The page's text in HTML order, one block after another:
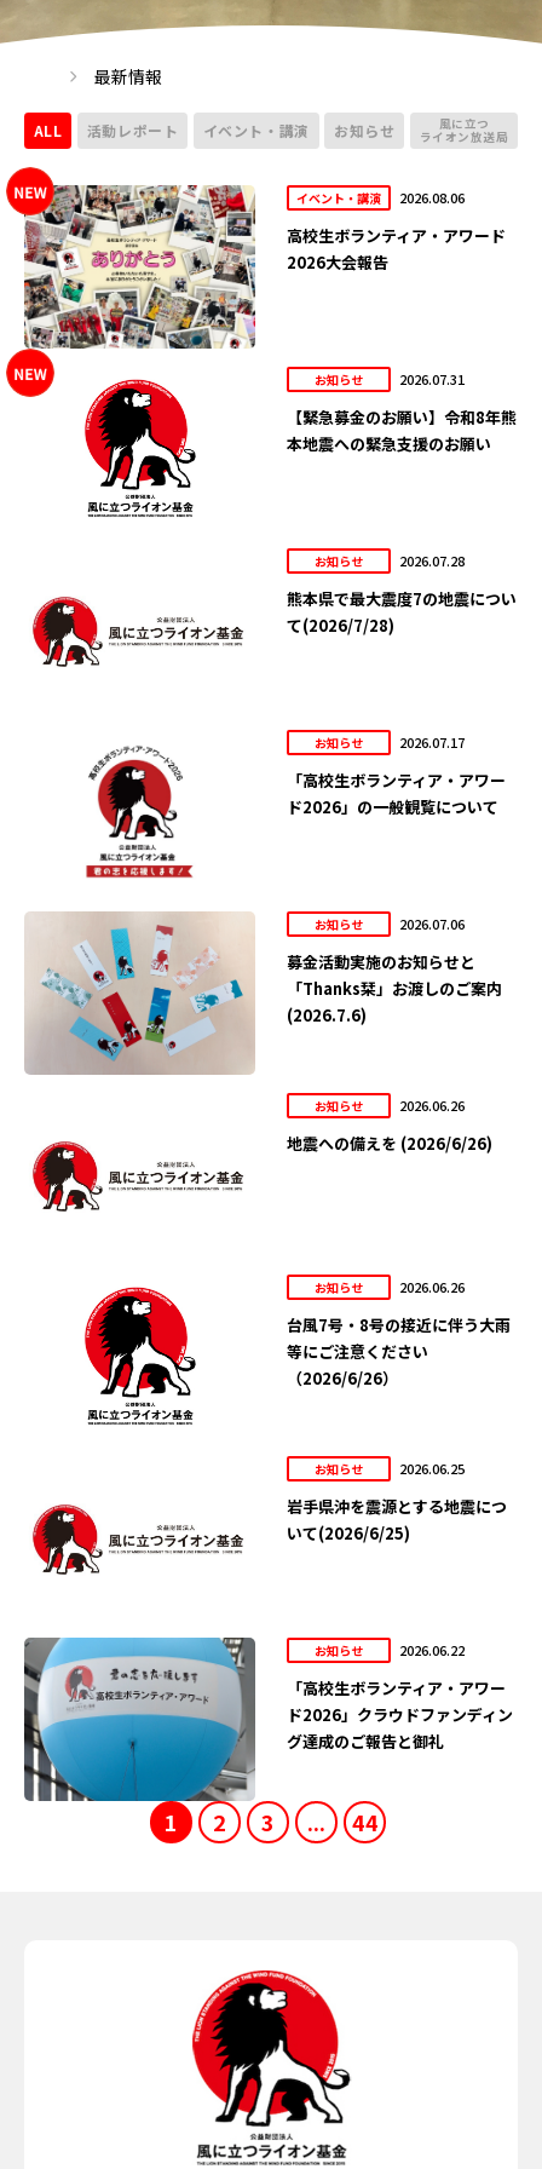
最新情報
ALL 活動レポート イベント・講演 お知らせ 風に立つ
ライオン放送局
イベント・講演 2026.08.06
高校生ボランティア・アワード
2026大会報告
お知らせ 2026.07.31
【緊急募金のお願い】令和8年熊
本地震への緊急支援のお願い
お知らせ 2026.07.28
熊本県で最大震度7の地震につい
て(2026/7/28)
お知らせ 2026.07.17
「高校生ボランティア・アワー
ド2026」の一般観覧について
お知らせ 2026.07.06
募金活動実施のお知らせと
「Thanks栞」お渡しのご案内
(2026.7.6)
お知らせ 2026.06.26
地震への備えを (2026/6/26)
お知らせ 2026.06.26
台風7号・8号の接近に伴う大雨
等にご注意ください
（2026/6/26）
お知らせ 2026.06.25
岩手県沖を震源とする地震につ
いて(2026/6/25)
お知らせ 2026.06.22
「高校生ボランティア・アワー
ド2026」クラウドファンディン
グ達成のご報告と御礼
1 2 3 ... 44